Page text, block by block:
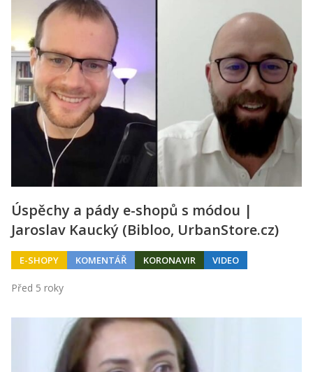
Úspěchy a pády e-shopů s módou |
Jaroslav Kaucký (Bibloo, UrbanStore.cz)
E-SHOPY KOMENTÁŘ KORONAVIR VIDEO
Před 5 roky